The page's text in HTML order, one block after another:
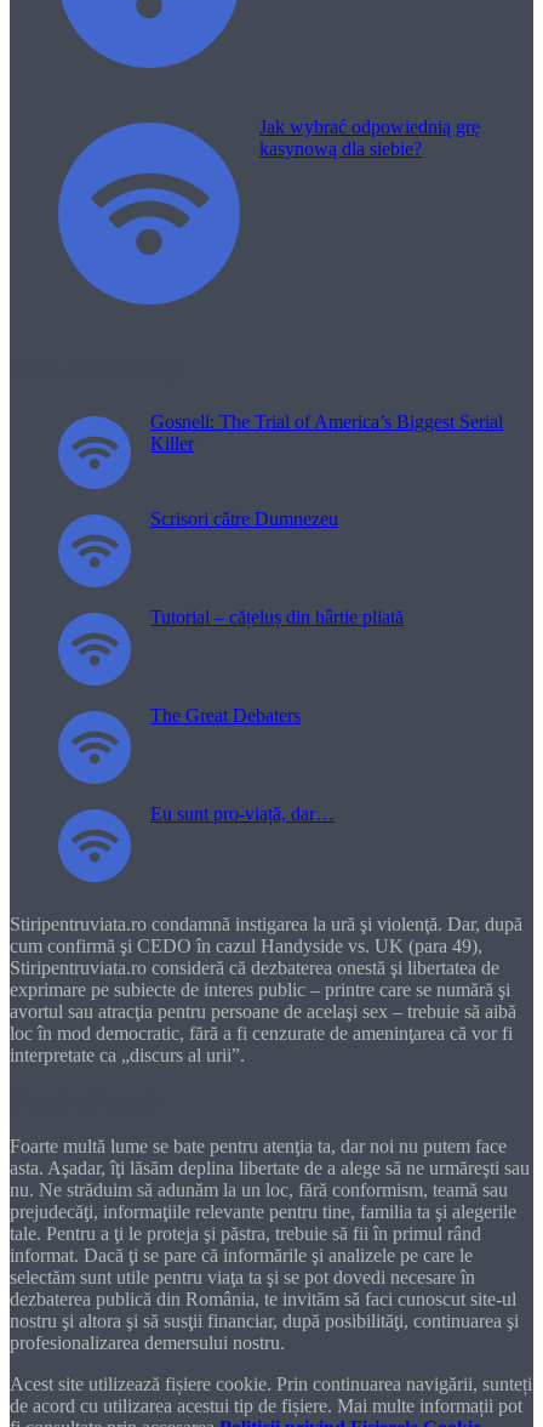
Jak wybrać odpowiednią grę
kasynową dla siebie?
Gosnell: The Trial of America’s Biggest Serial
Killer
Scrisori către Dumnezeu
Tutorial – cățeluș din hârtie pliată
The Great Debaters
Eu sunt pro-viață, dar…
Stiripentruviata.ro condamnă instigarea la ură şi violenţă. Dar, după
cum confirmă şi CEDO în cazul Handyside vs. UK (para 49),
Stiripentruviata.ro consideră că dezbaterea onestă şi libertatea de
exprimare pe subiecte de interes public – printre care se numără şi
avortul sau atracţia pentru persoane de acelaşi sex – trebuie să aibă
loc în mod democratic, fără a fi cenzurate de ameninţarea că vor fi
interpretate ca „discurs al urii”.
Foarte multă lume se bate pentru atenţia ta, dar noi nu putem face
asta. Aşadar, îţi lăsăm deplina libertate de a alege să ne urmăreşti sau
nu. Ne străduim să adunăm la un loc, fără conformism, teamă sau
prejudecăţi, informaţiile relevante pentru tine, familia ta şi alegerile
tale. Pentru a ţi le proteja şi păstra, trebuie să fii în primul rând
informat. Dacă ţi se pare că informările şi analizele pe care le
selectăm sunt utile pentru viaţa ta şi se pot dovedi necesare în
dezbaterea publică din România, te invităm să faci cunoscut site-ul
nostru şi altora şi să susţii financiar, după posibilităţi, continuarea şi
profesionalizarea demersului nostru.
Acest site utilizează fișiere cookie. Prin continuarea navigării, sunteți
de acord cu utilizarea acestui tip de fișiere. Mai multe informații pot